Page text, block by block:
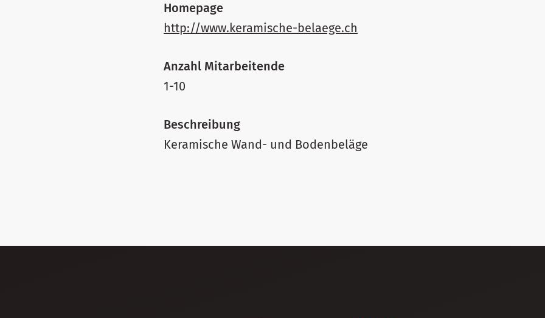
Homepage
http://www.keramische-belaege.ch
Anzahl Mitarbeitende
1-10
Beschreibung
Keramische Wand- und Bodenbeläge